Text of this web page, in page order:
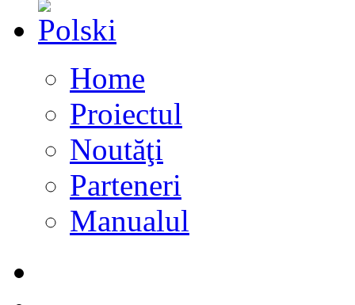
Home
Proiectul
Noutăţi
Parteneri
Manualul